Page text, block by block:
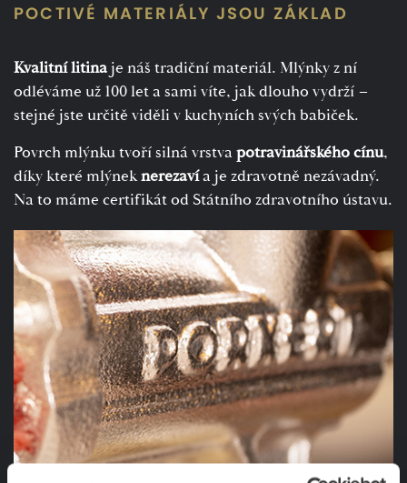
POCTIVÉ MATERIÁLY JSOU ZÁKLAD
Kvalitní litina je náš tradiční materiál. Mlýnky z ní
odléváme už 100 let a sami víte, jak dlouho vydrží –
stejné jste určitě viděli v kuchyních svých babiček.
Povrch mlýnku tvoří silná vrstvapotravinářského cínu,
díky které mlýneknerezavía je zdravotně nezávadný.
Na to máme certifikát od Státního zdravotního ústavu.